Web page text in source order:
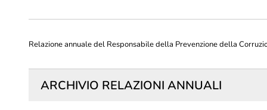
Relazione annuale del Responsabile della Prevenzione della
ARCHIVIO RELAZIONI ANNUALI